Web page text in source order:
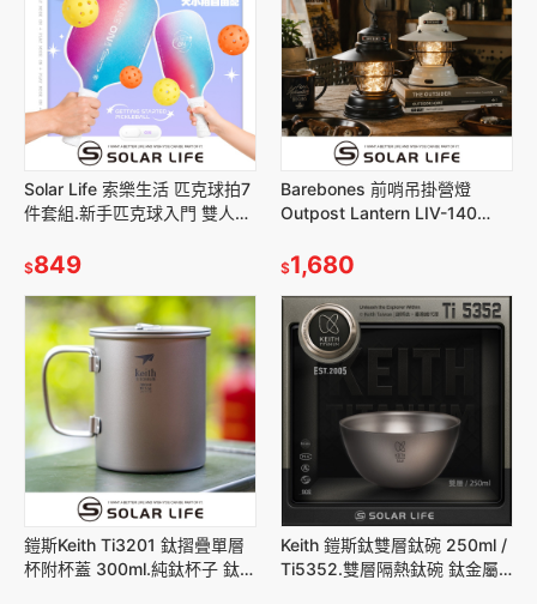
Solar Life 索樂生活 匹克球拍7
件套組.新手匹克球入門 雙人球
Pickleball
$849
Barebones 前哨吊掛營燈
Outpost Lantern LIV-140
$1,680
鎧斯Keith Ti3201 鈦摺疊單層
杯附杯蓋 300ml.純鈦杯子 鈦金
Keith 鎧斯鈦雙層鈦碗 250ml /
Ti5352.雙層隔熱鈦碗 鈦金屬